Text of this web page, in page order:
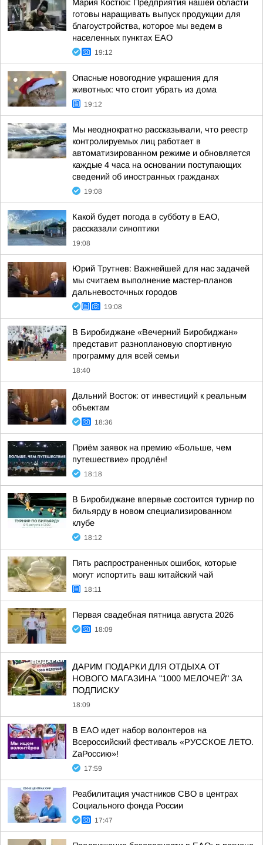
Мария Костюк: Предприятия нашей области
готовы наращивать выпуск продукции для
благоустройства, которое мы ведем в
населенных пунктах ЕАО
19:12
Опасные новогодние украшения для
животных: что стоит убрать из дома
19:12
Мы неоднократно рассказывали, что реестр
контролируемых лиц работает в
автоматизированном режиме и обновляется
каждые 4 часа на основании поступающих
сведений об иностранных гражданах
19:08
Какой будет погода в субботу в ЕАО,
рассказали синоптики
19:08
Юрий Трутнев: Важнейшей для нас задачей
мы считаем выполнение мастер-планов
дальневосточных городов
19:08
В Биробиджане «Вечерний Биробиджан»
представит разноплановую спортивную
программу для всей семьи
18:40
Дальний Восток: от инвестиций к реальным
объектам
18:36
Приём заявок на премию «Больше, чем
путешествие» продлён!
18:18
В Биробиджане впервые состоится турнир по
бильярду в новом специализированном
клубе
18:12
Пять распространенных ошибок, которые
могут испортить ваш китайский чай
18:11
Первая свадебная пятница августа 2026
18:09
ДАРИМ ПОДАРКИ ДЛЯ ОТДЫХА ОТ
НОВОГО МАГАЗИНА "1000 МЕЛОЧЕЙ" ЗА
ПОДПИСКУ
18:09
В ЕАО идет набор волонтеров на
Всероссийский фестиваль «РУССКОЕ ЛЕТО.
ZаРоссию»!
17:59
Реабилитация участников СВО в центрах
Социального фонда России
17:47